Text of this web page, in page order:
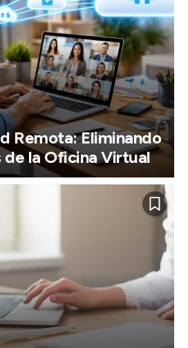
Remota: Eliminando
de la Oficina Virtual